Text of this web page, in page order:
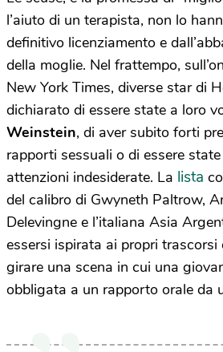
l’aiuto di un terapista, non lo
definitivo licenziamento e
della moglie. Nel frattempo,
New York Times, diverse star di
dichiarato di essere state a loro
Weinstein, di aver subito forti
rapporti sessuali o di essere
attenzioni indesiderate. La lista
del calibro di Gwyneth Paltrow,
Delevingne e l’italiana Asia
essersi ispirata ai propri
girare una scena in cui una
obbligata a un rapporto orale da